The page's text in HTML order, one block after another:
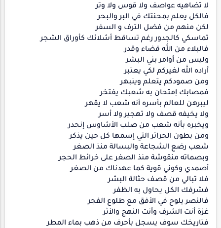
لا تضاهيه عواصف ولا قوس ولا وتر
فالكل يعلم بمحنتك في البر والبحر
لكن منهم من فضل الترف و السفر
تماسكي كالجدور رغم تساقط أشلائك كأوراق الشجر
فالبلاء من الله قضاء وقدر
وليس من أوامر بني البشر
أراده الله لغيركم لكي يعتبر
ومن صمودكم يتعلم وينبهر
فمصابك إمتحان به شعبك يفتخر
ليبرهن للعالم بأسره أنه شعب لا يقهر
ولا يخيفه قصف ولا تهجير ولا أسر
ويخبره بأنه شعب من صلب الأشاوس إنحدر
ومن بطون الحرائر التي إسمها كل حين يذكر
شعب رضع الشجاعة والبسالة منذ الصغر
وبصماته منقوشة منذ الصغر على خرائط الحجر
أصمدي وكوني قوية كما عهدناك من الصغر
فلا تبالي من قصف حثالة البشر
فشرفك الكل يحاول به الظفر
فالنصر يلوح في الأفق مع طلوع الفجر
غزة أنت الشرف وأنت النهج والأثر
فتاريخك سوف يسجل بأحرف من ذهب بماء المطر